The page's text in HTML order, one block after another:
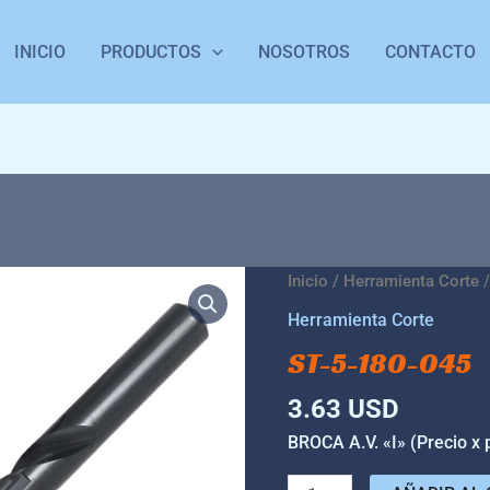
INICIO PRODUCTOS NOSOTROS CONTACTO
Inicio / Herramienta Corte
Herramienta Corte
ST-5-180-045
3.63 USD
BROCA A.V. «I» (Precio
ST-
5-
045